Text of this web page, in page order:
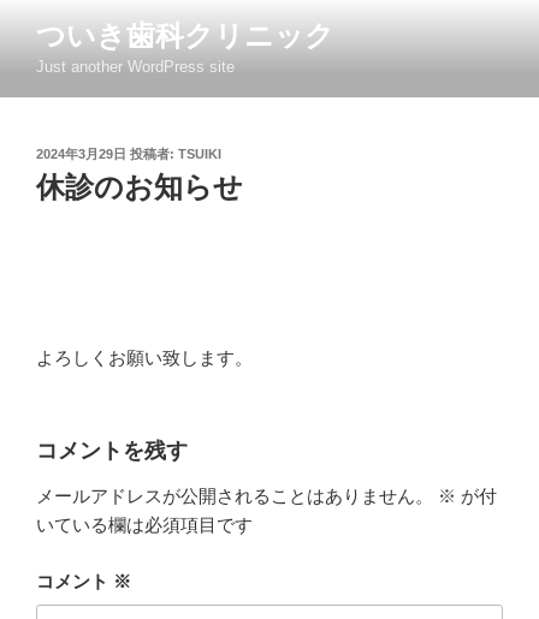
ン
ついき歯科クリニック
Just another WordPress site
投
稿
日:
2024年3月29日 投稿者: TSUIKI
休診のお知らせ
よろしくお願い致します。
コメントを残す
メールアドレスが公開されることはありません。 ※ が付
いている欄は必須項目です
コメント ※